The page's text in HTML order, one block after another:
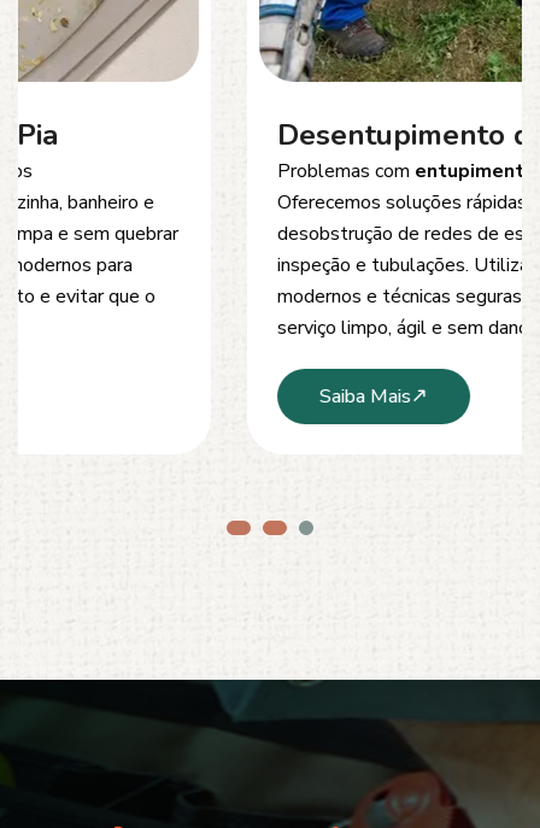
Desentupimento de Esgoto
entupimento de esgoto ?
Oferecemos soluções rápidas e eficientes para
desobstrução de redes de esgoto, caixas de
inspeção e tubulações. Utilizamos equipamentos
modernos e técnicas seguras que garantem um
serviço limpo, ágil e sem danos à estrutura.